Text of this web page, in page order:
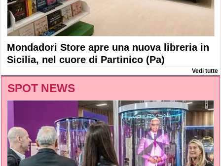
Mondadori Store apre una nuova libreria in
Sicilia, nel cuore di Partinico (Pa)
Vedi tutte
SPOT NEWS